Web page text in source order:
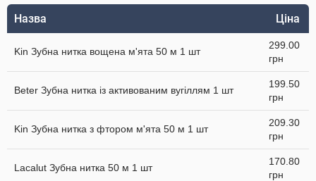
Назва Ціна
Kin Зубна нитка вощена м'ята 50 м 1 шт
299.00
грн
Beter Зубна нитка із активованим вугіллям 1 шт
199.50
грн
Kin Зубна нитка з фтором м'ята 50 м 1 шт
209.30
грн
Lacalut Зубна нитка 50 м 1 шт
170.80
грн